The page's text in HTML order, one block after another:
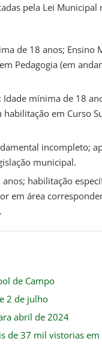
pela Lei
de 18 anos; Ensino
Pedagogia (em
mínima de 18
em Curso
incompleto;
municipal.
habilitação
em área
de Campo
2 de julho
abril de 2024
de 37 mil vistorias